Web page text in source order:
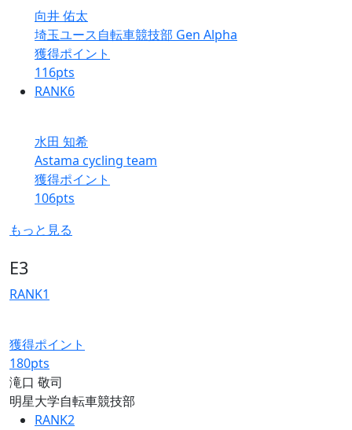
向井 佑太
埼玉ユース自転車競技部 Gen Alpha
獲得ポイント
116pts
RANK6
水田 知希
Astama cycling team
獲得ポイント
106pts
もっと見る
E3
RANK1
獲得ポイント
180pts
滝口 敬司
明星大学自転車競技部
RANK2